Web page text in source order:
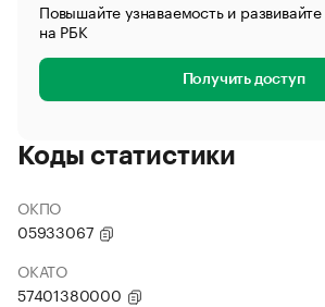
Повышайте узнаваемость и
на РБК
Получить доступ
Коды статистики
ОКПО
05933067
ОКАТО
57401380000